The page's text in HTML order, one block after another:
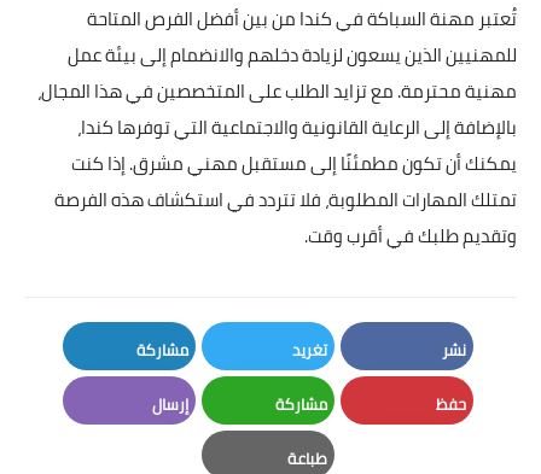
تُعتبر مهنة السباكة في كندا من بين أفضل الفرص المتاحة
للمهنيين الذين يسعون لزيادة دخلهم والانضمام إلى بيئة عمل
مهنية محترمة. مع تزايد الطلب على المتخصصين في هذا المجال،
بالإضافة إلى الرعاية القانونية والاجتماعية التي توفرها كندا،
يمكنك أن تكون مطمئنًا إلى مستقبل مهني مشرق. إذا كنت
تمتلك المهارات المطلوبة، فلا تتردد في استكشاف هذه الفرصة
وتقديم طلبك في أقرب وقت.
نشر
Facebook
تغريد
Twitter
مشاركة
LinkedIn
حفظ مشاركة
Whatsapp
إرسال
طباعة